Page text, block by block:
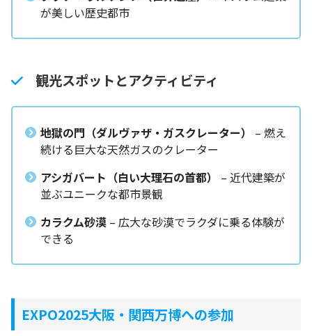
が美しい歴史都市
観光スポットとアクティビティ
地獄の門（ダルヴァザ・ガスクレーター）
– 燃え
続ける巨大な天然ガスのクレーター
アシガバート（白い大理石の首都）
– 近代建築が
並ぶユニークな都市景観
カラクム砂漠 – 広大な砂漠でラクダに乗る体験が
できる
EXPO2025大阪・関西万博への参加